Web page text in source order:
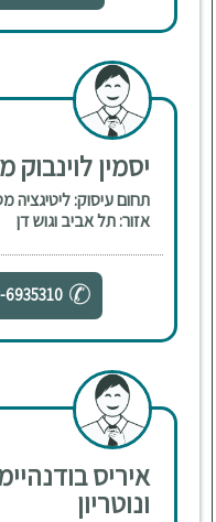
יסמין לוינבוק
תחום עיסוק: ליטיגציה
אזור: תל אביב וגוש דן
6935310
איריס
ונוטריון